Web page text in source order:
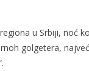
u Srbiji, noć
golgetera,